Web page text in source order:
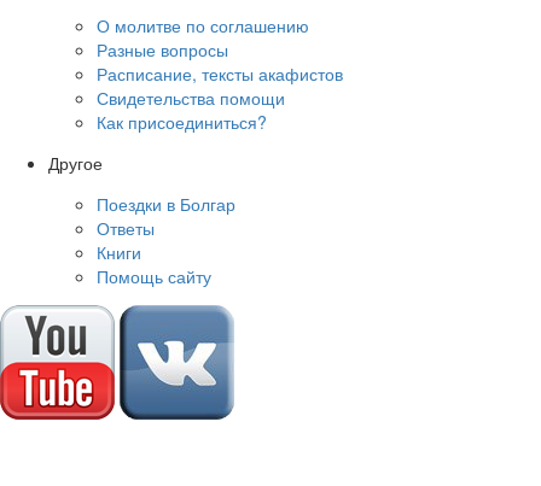
О молитве по соглашению
Разные вопросы
Расписание, тексты акафистов
Свидетельства помощи
Как присоединиться?
Другое
Поездки в Болгар
Ответы
Книги
Помощь сайту